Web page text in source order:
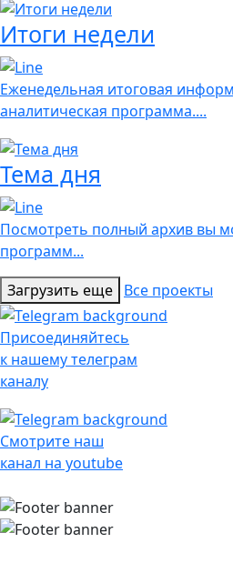
Итоги недели
Еженедельная итоговая
аналитическая программа....
Тема дня
Посмотреть полный архив вы
программ...
Загрузить еще Все проекты
Присоединяйтесь
к нашему телеграм
каналу
Смотрите наш
канал на youtube